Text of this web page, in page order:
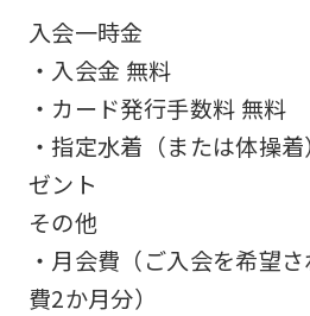
入会一時金
・入会金 無料
・カード発行手数料 無料
・指定水着（または体操
ゼント
その他
・月会費（ご入会を希望
費2か月分）
may
differ